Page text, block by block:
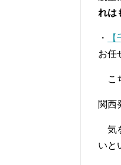
れは
・
お任
こ
関西
気
いと